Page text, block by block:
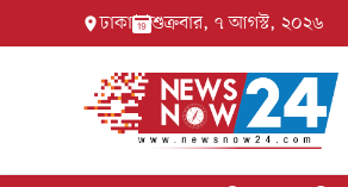
ঢাকা শুক্রবার, ৭ আগস্ট, ২০২৬